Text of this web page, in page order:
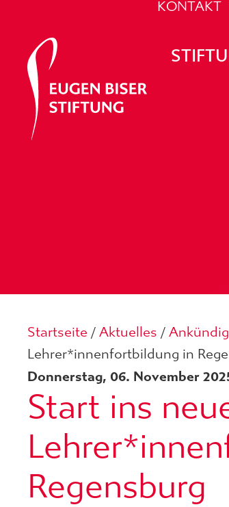
KONTAKT
Startseite / Aktuelles /
Lehrer*innenfortbildung in
Donnerstag, 06. November
Start ins
Regensburg